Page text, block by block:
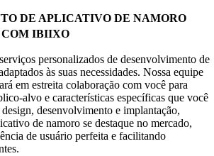
DE APLICATIVO DE NAMORO
IBIIXO
personalizados de desenvolvimento de
às suas necessidades. Nossa equipe
em estreita colaboração com você para
alvo e características específicas que você
desenvolvimento e implantação,
de namoro se destaque no mercado,
de usuário perfeita e facilitando